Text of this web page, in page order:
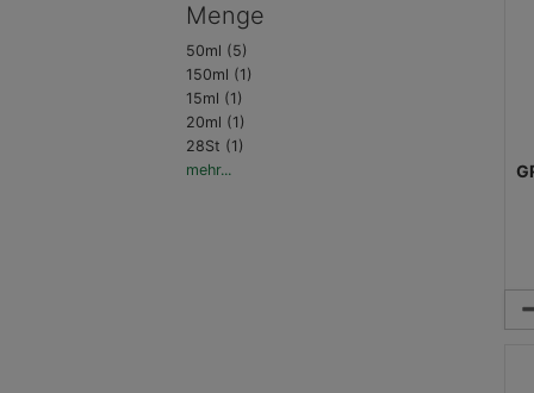
Menge
50ml (5)
150ml (1)
15ml (1)
20ml (1)
28St (1)
mehr...